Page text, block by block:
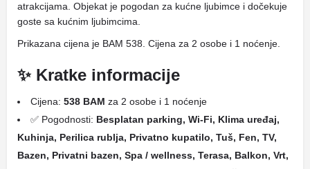
atrakcijama. Objekat je pogodan za kućne ljubimce i dočekuje
goste sa kućnim ljubimcima.
Prikazana cijena je BAM 538. Cijena za 2 osobe i 1 noćenje.
✨ Kratke informacije
Cijena: 538 BAM za 2 osobe i 1 noćenje
✅ Pogodnosti: Besplatan parking, Wi-Fi, Klima uređaj,
Kuhinja, Perilica rublja, Privatno kupatilo, Tuš, Fen, TV,
Bazen, Privatni bazen, Spa / wellness, Terasa, Balkon, Vrt,